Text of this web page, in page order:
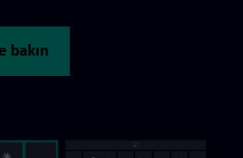
bakın